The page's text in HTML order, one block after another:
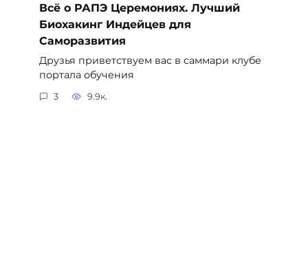
Всё о РАПЭ Церемониях. Лучший
Биохакинг Индейцев для
Саморазвития
Друзья приветствуем вас в саммари клубе
портала обучения
3 9.9к.